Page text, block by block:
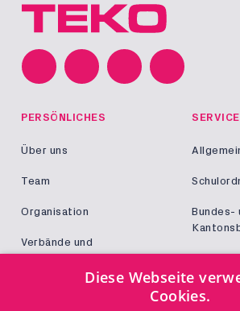
PERSÖNLICHES
Über uns
Team
Organisation
Verbände und
SERVICE
Bundes-
Diese Webseite
Cookies.